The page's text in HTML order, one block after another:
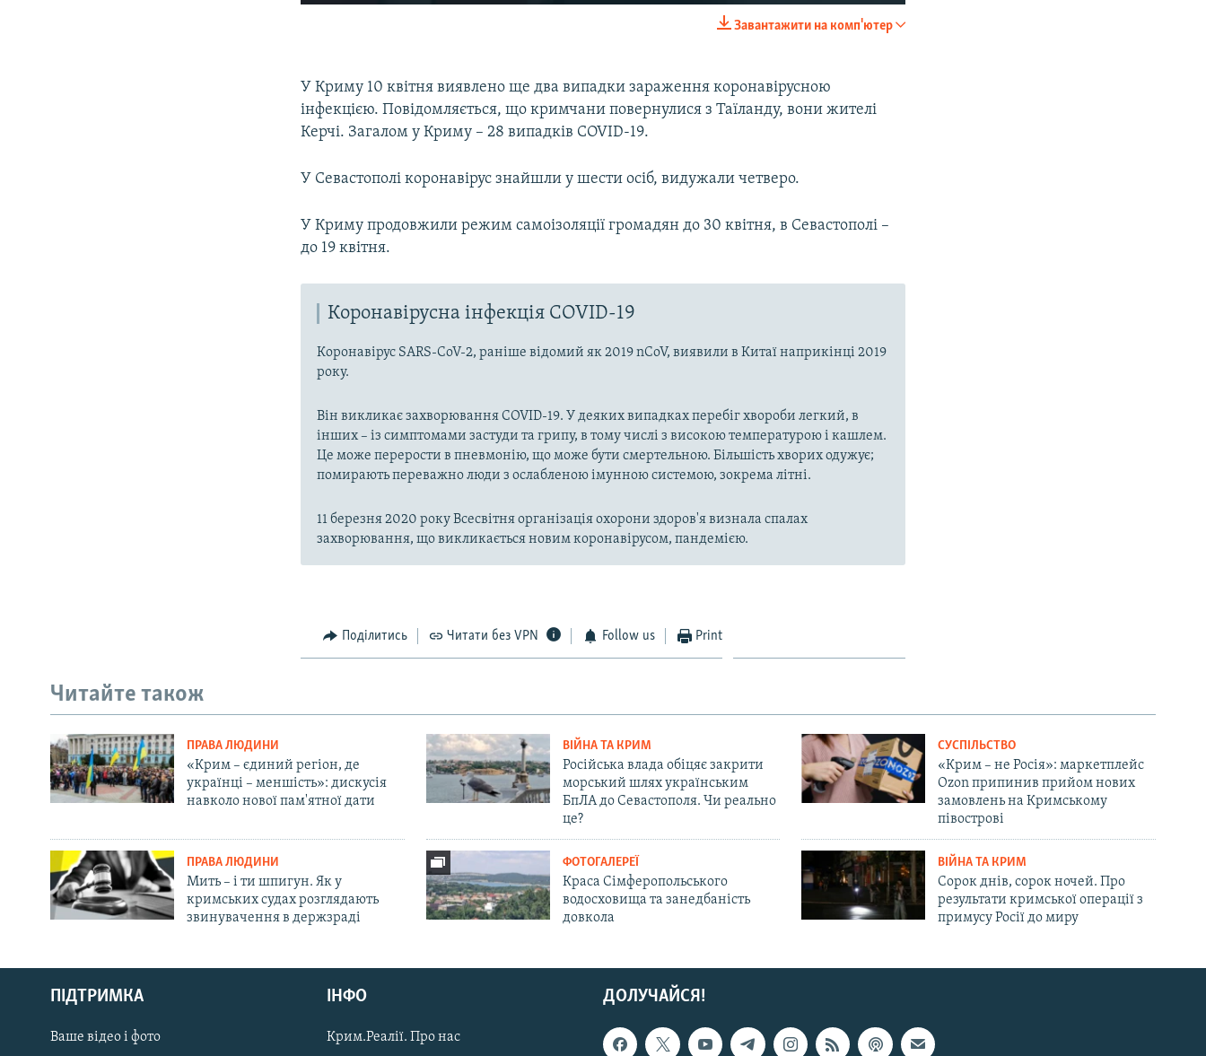
Русский
Qırımtatar
ДОЛУЧАЙСЯ!
Auto 270p
1080p
1080p
Завантажити на комп'ютер
У Криму 10 квітня виявлено ще два випадки зараження коронавірусною
інфекцією. Повідомляється, що кримчани повернулися з Таїланду, вони жителі
Керчі. Загалом у Криму – 28 випадків COVID-19.
У Севастополі коронавірус знайшли у шести осіб, видужали четверо.
У Криму продовжили режим самоізоляції громадян до 30 квітня, в Севастополі –
до 19 квітня.
Коронавірусна інфекція COVID-19
Коронавірус SARS-CoV-2, раніше відомий як 2019 nCoV, виявили в Китаї наприкінці 2019
року.
Він викликає захворювання COVID-19. У деяких випадках перебіг хвороби легкий, в
інших – із симптомами застуди та грипу, в тому числі з високою температурою і кашлем.
Це може перерости в пневмонію, що може бути смертельною. Більшість хворих одужує;
помирають переважно люди з ослабленою імунною системою, зокрема літні.
11 березня 2020 року Всесвітня організація охорони здоров'я визнала спалах
захворювання, що викликається новим коронавірусом, пандемією.
Поділитись Читати без VPN Follow us Print
Читайте також
ПРАВА ЛЮДИНИ
«Крим – єдиний регіон, де
українці – меншість»: дискусія
навколо нової пам'ятної дати
ВІЙНА ТА КРИМ
Російська влада обіцяє закрити
морський шлях українським
БпЛА до Севастополя. Чи реально
це?
СУСПІЛЬСТВО
«Крим – не Росія»: маркетплейс
Ozon припинив прийом нових
замовлень на Кримському
півострові
ПРАВА ЛЮДИНИ
Мить – і ти шпигун. Як у
кримських судах розглядають
звинувачення в держзраді
ФОТОГАЛЕРЕЇ
Краса Сімферопольського
водосховища та занедбаність
довкола
ВІЙНА ТА КРИМ
Сорок днів, сорок ночей. Про
результати кримської операції з
примусу Росії до миру
ДОЛУЧАЙСЯ!
ПІДТРИМКА
Ваше відео і фото
ІНФО
Крим.Реалії. Про нас